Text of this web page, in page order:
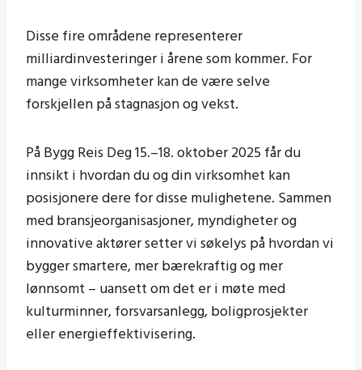
Disse fire områdene representerer
milliardinvesteringer i årene som kommer. For
mange virksomheter kan de være selve
forskjellen på stagnasjon og vekst.
På Bygg Reis Deg 15.–18. oktober 2025 får du
innsikt i hvordan du og din virksomhet kan
posisjonere dere for disse mulighetene. Sammen
med bransjeorganisasjoner, myndigheter og
innovative aktører setter vi søkelys på hvordan vi
bygger smartere, mer bærekraftig og mer
lønnsomt – uansett om det er i møte med
kulturminner, forsvarsanlegg, boligprosjekter
eller energieffektivisering.